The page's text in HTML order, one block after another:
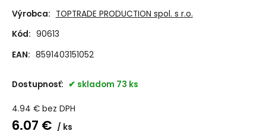
Výrobca: TOPTRADE PRODUCTION spol. s r.o.
Kód: 90613
EAN: 8591403151052
Dostupnosť: skladom 73 ks
4.94 € bez DPH
6.07 € ks